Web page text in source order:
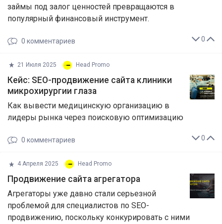
займы под залог ценностей превращаются в
популярный финансовый инструмент.
0
0 комментариев
21 Июля 2025 Head Promo
Кейс: SEO-продвижение сайта клиники
микрохирургии глаза
Как вывести медицинскую организацию в
лидеры рынка через поисковую оптимизацию
0
0 комментариев
4 Апреля 2025 Head Promo
Продвижение сайта агрегатора
Агрегаторы уже давно стали серьезной
проблемой для специалистов по SEO-
продвижению, поскольку конкурировать с ними